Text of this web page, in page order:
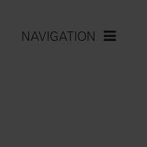
NAVIGATION